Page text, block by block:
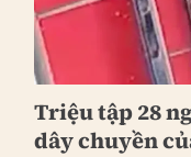
Triệu tập 28
dây chuyền